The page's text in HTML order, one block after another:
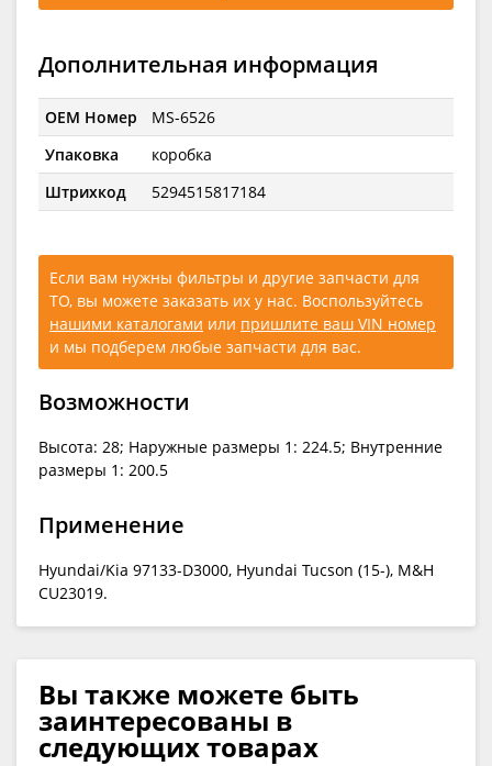
Дополнительная информация
OEM Номер
MS-6526
Упаковка
коробка
Штрихкод
5294515817184
Если вам нужны фильтры и другие запчасти для
ТО, вы можете заказать их у нас. Воспользуйтесь
нашими каталогами или пришлите ваш VIN номер
и мы подберем любые запчасти для вас.
Возможности
Высота: 28; Наружные размеры 1: 224.5; Внутренние
размеры 1: 200.5
Применение
Hyundai/Kia 97133-D3000, Hyundai Tucson (15-), M&H
CU23019.
Вы также можете быть
заинтересованы в
следующих товарах